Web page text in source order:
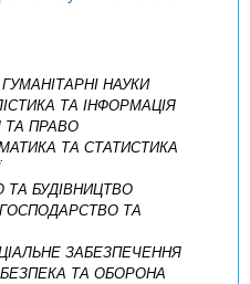
НАУКИ
ТА ІНФОРМАЦІЯ
ТА ПРАВО
ТА СТАТИСТИКА
ТА БУДІВНИЦТВО
ТА
ЗАБЕЗПЕЧЕННЯ
ТА ОБОРОНА